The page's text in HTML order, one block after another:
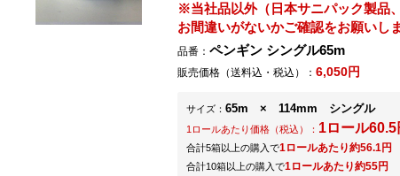
※当社品以外（日本サニパック製品
お間違いがないかご確認をお願いしま
品番： ペンギン シングル65m
販売価格（送料込・税込）： 6,050円
サイズ： 65m × 114mm シングル
1ロールあたり価格（税込）： 1ロール60.5
合計5箱以上の購入で1ロールあたり約56.1円
合計10箱以上の購入で1ロールあたり約55円